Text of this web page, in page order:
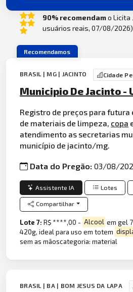
90% recomendamo Licita
usuários reais, 07/08/
Recomendamos
BRASIL | MG | JACINTO Cidade
Municipio De Jacinto -
Registro de preços para
de materiais de limpeza, copa
atendimento as secretarias
município de jacinto/mg.
Data do Pregão:03/08/
Assistente IA Lotes
Compartilhar
Lote 7:R$ ****,00 - Alcool em gel
420g, ideal para uso em totem
sem as mãoscategoria: material
BRASIL | BA | BOM JESUS DA LAPA